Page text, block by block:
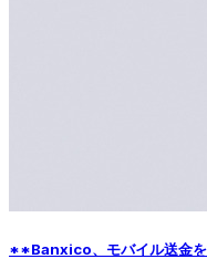
**Banxico、モバイル送金を